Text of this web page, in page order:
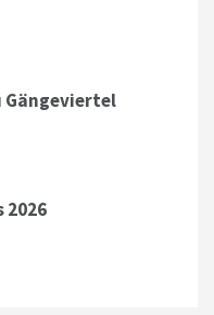
Gängeviertel
2026